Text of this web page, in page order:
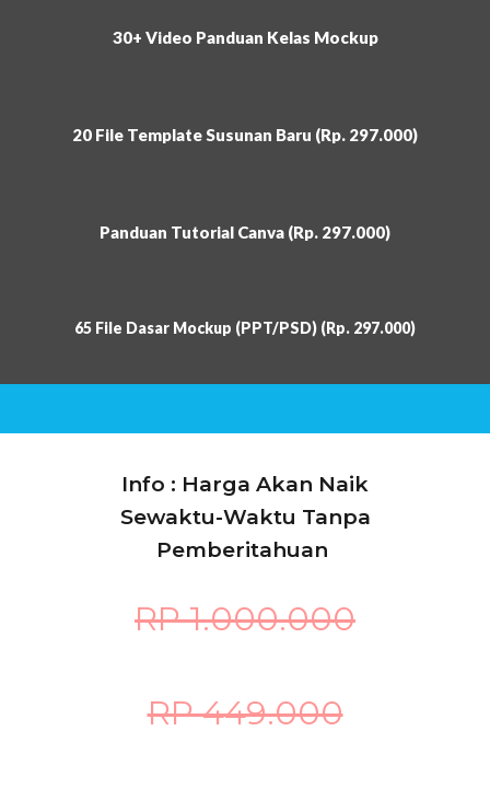
30+ Video Panduan Kelas Mockup
20 File Template Susunan Baru (Rp. 297.000)
Panduan Tutorial Canva (Rp. 297.000)
65 File Dasar Mockup (PPT/PSD) (Rp. 297.000)
Info : Harga Akan Naik
Sewaktu-Waktu Tanpa
Pemberitahuan
RP 1.000.000
RP 449.000